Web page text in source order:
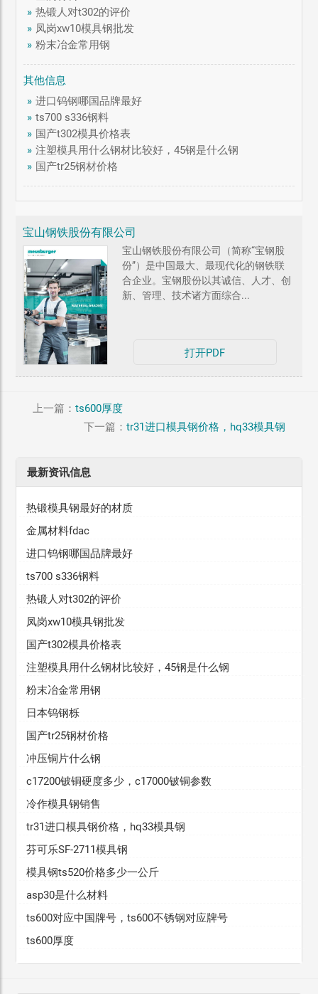
» 热锻人对t302的评价
» 凤岗xw10模具钢批发
» 粉末冶金常用钢
其他信息
» 进口钨钢哪国品牌最好
» ts700 s336钢料
» 国产t302模具价格表
» 注塑模具用什么钢材比较好，45钢是什么钢
» 国产tr25钢材价格
宝山钢铁股份有限公司
宝山钢铁股份有限公司（简称“宝钢股
份”）是中国最大、最现代化的钢铁联
合企业。宝钢股份以其诚信、人才、创
新、管理、技术诸方面综合...
打开PDF
上一篇： ts600厚度
下一篇：tr31进口模具钢价格，hq33模具钢
最新资讯信息
热锻模具钢最好的材质
金属材料fdac
进口钨钢哪国品牌最好
ts700 s336钢料
热锻人对t302的评价
凤岗xw10模具钢批发
国产t302模具价格表
注塑模具用什么钢材比较好，45钢是什么钢
粉末冶金常用钢
日本钨钢栎
国产tr25钢材价格
冲压铜片什么钢
c17200铍铜硬度多少，c17000铍铜参数
冷作模具钢销售
tr31进口模具钢价格，hq33模具钢
芬可乐SF-2711模具钢
模具钢ts520价格多少一公斤
asp30是什么材料
ts600对应中国牌号，ts600不锈钢对应牌号
ts600厚度